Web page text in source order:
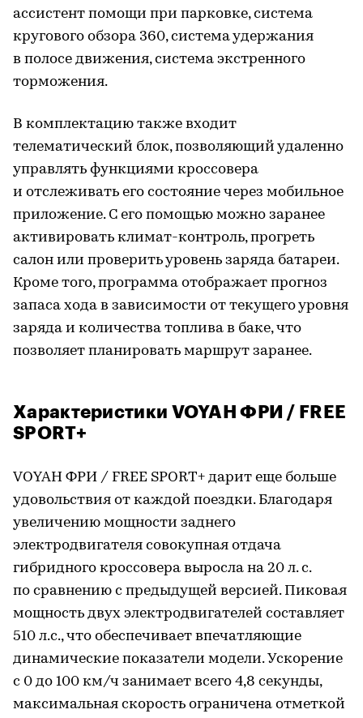
ассистент помощи при парковке, система
кругового обзора 360, система удержания
в полосе движения, система экстренного
торможения.
В комплектацию также входит
телематический блок, позволяющий удаленно
управлять функциями кроссовера
и отслеживать его состояние через мобильное
приложение. С его помощью можно заранее
активировать климат-контроль, прогреть
салон или проверить уровень заряда батареи.
Кроме того, программа отображает прогноз
запаса хода в зависимости от текущего уровня
заряда и количества топлива в баке, что
позволяет планировать маршрут заранее.
Характеристики VOYAH ФРИ / FREE
SPORT+
VOYAH ФРИ / FREE SPORT+ дарит еще больше
удовольствия от каждой поездки. Благодаря
увеличению мощности заднего
электродвигателя совокупная отдача
гибридного кроссовера выросла на 20 л. с.
по сравнению с предыдущей версией. Пиковая
мощность двух электродвигателей составляет
510 л.с., что обеспечивает впечатляющие
динамические показатели модели. Ускорение
с 0 до 100 км/ч занимает всего 4,8 секунды,
максимальная скорость ограничена отметкой